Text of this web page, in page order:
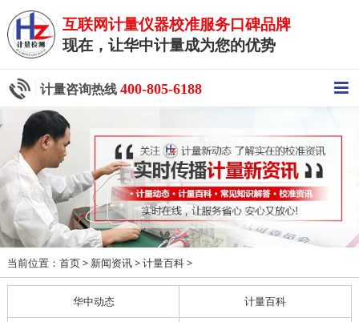
互联网计量仪器校准服务口碑品牌
现在，让华中计量成为您的优势
计量咨询热线 400-805-6188
当前位置： 首页> 新闻资讯> 计量百科>
华中动态 计量百科